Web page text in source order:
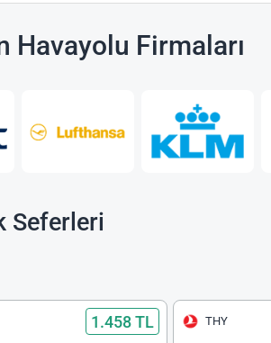
Havayolu Firmaları
Seferleri
1.458 TL THY